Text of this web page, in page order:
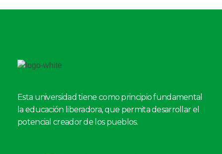
Esta universidad tiene como principio fundamental
la educación liberadora, que permita desarrollar el
potencial creador de los pueblos.